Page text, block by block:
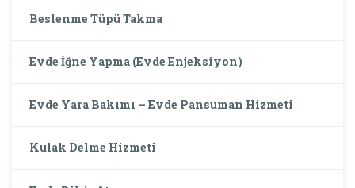
Beslenme Tüpü Takma
Evde İğne Yapma (Evde Enjeksiyon)
Evde Yara Bakımı – Evde Pansuman Hizmeti
Kulak Delme Hizmeti